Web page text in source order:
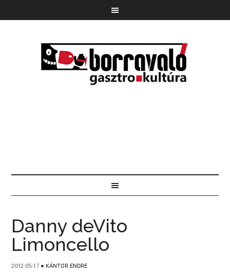
Danny deVito
Limoncello
2012-05-17 ● KÁNTOR ENDRE